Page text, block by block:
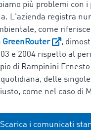
più problemi con
L'azienda registra
come
GreenRouter
,
e 2004 rispetto al
di Rampinini
delle
come nel caso di
Scarica i comunicati